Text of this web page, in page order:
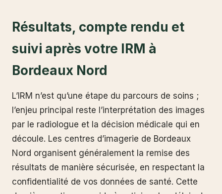
Résultats, compte rendu et
suivi après votre IRM à
Bordeaux Nord
L’IRM n’est qu’une étape du parcours de soins ;
l’enjeu principal reste l’interprétation des images
par le radiologue et la décision médicale qui en
découle. Les centres d’imagerie de Bordeaux
Nord organisent généralement la remise des
résultats de manière sécurisée, en respectant la
confidentialité de vos données de santé. Cette